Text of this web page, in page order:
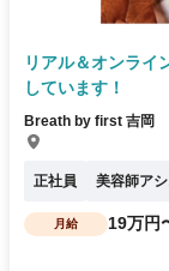
リアル＆オンライ
しています！
Breath by first 吉岡
正社員 美容師ア
月給 19万円